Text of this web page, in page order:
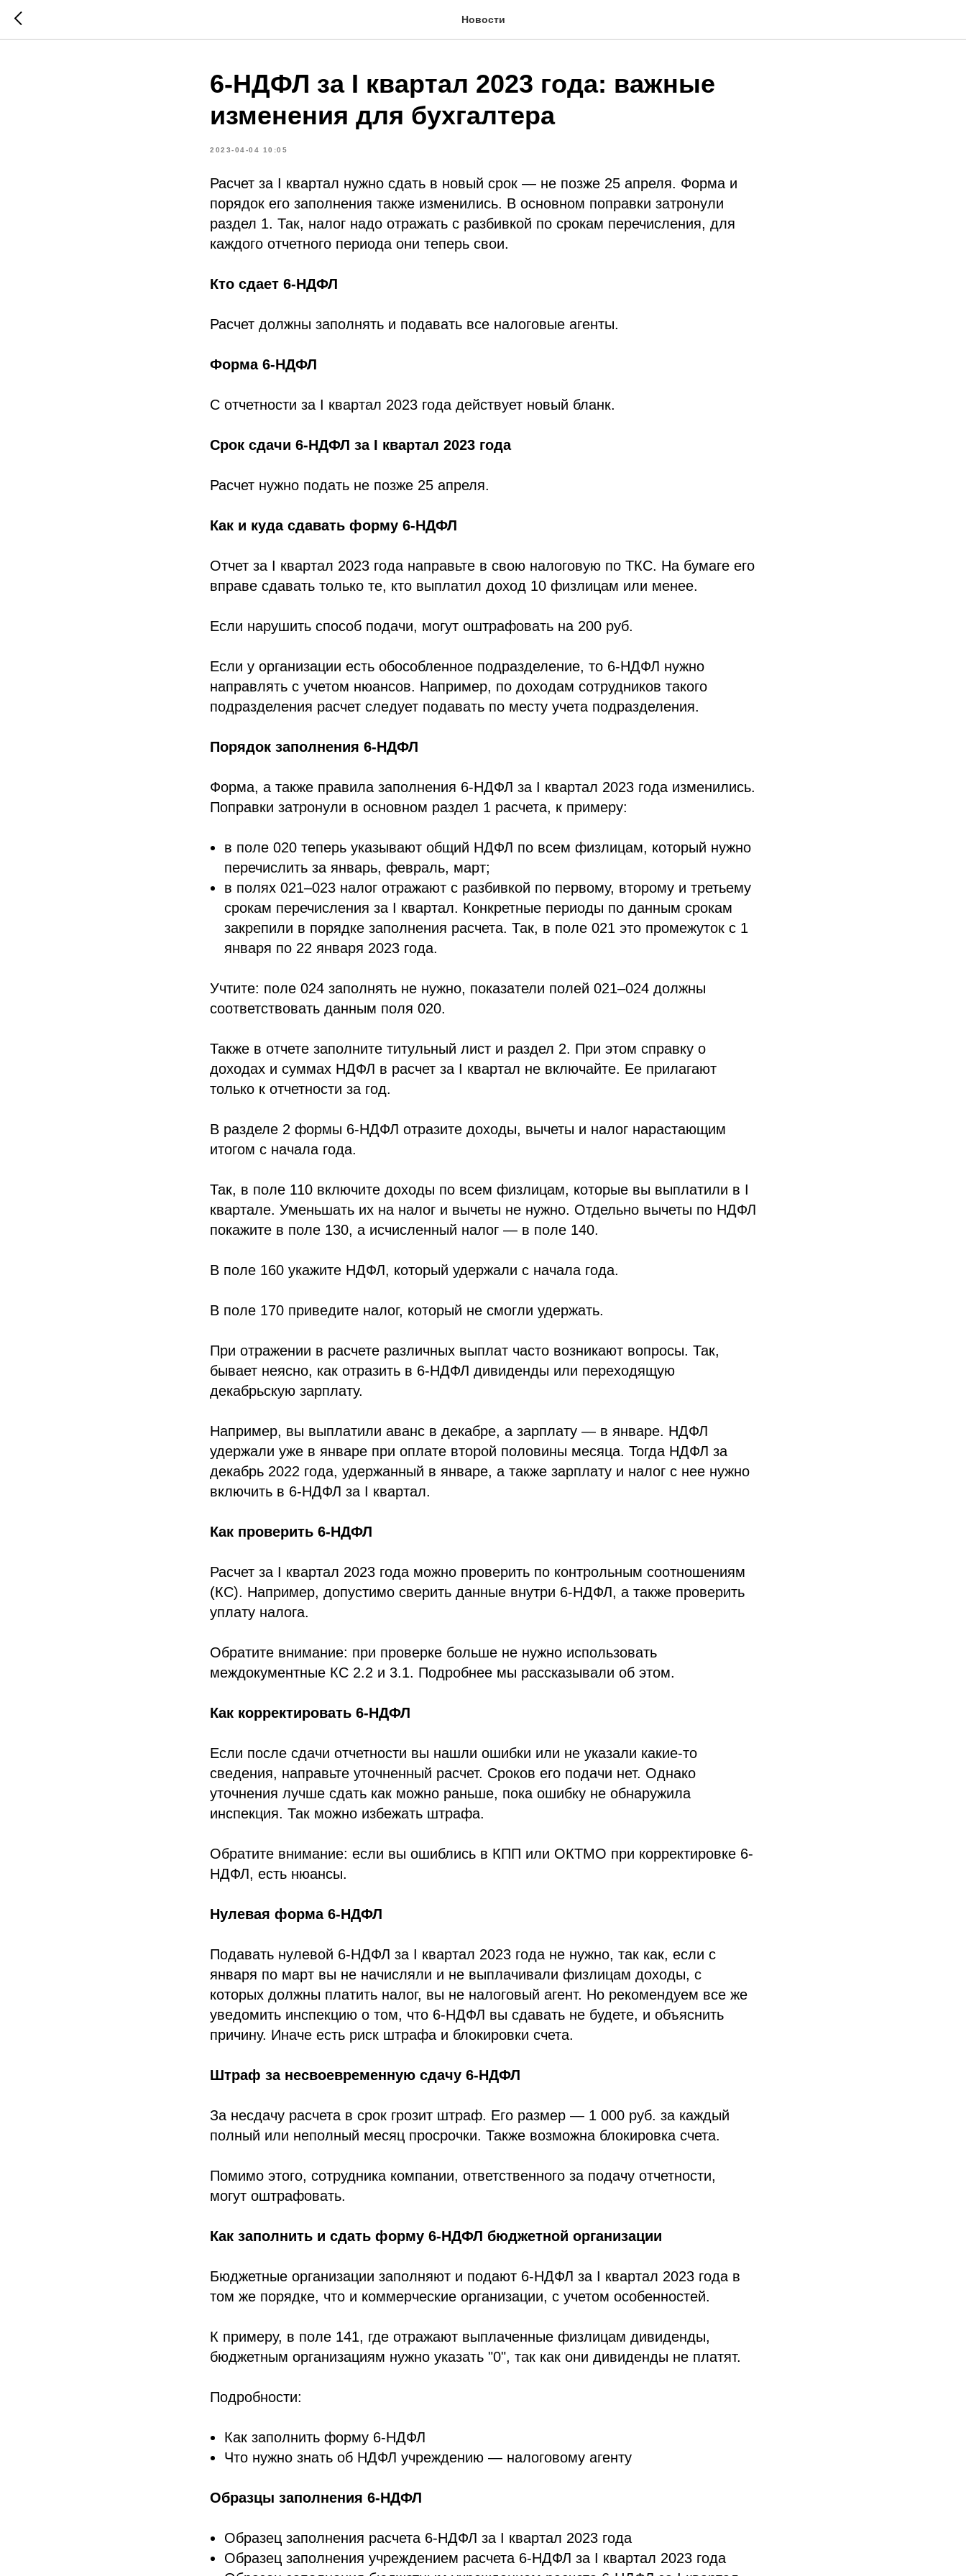
Новости
6-НДФЛ за I квартал 2023 года: важные
изменения для бухгалтера
2023-04-04 10:05
Расчет за I квартал нужно сдать в новый срок — не позже 25 апреля. Форма и
порядок его заполнения также изменились. В основном поправки затронули
раздел 1. Так, налог надо отражать с разбивкой по срокам перечисления, для
каждого отчетного периода они теперь свои.
Кто сдает 6-НДФЛ
Расчет должны заполнять и подавать все налоговые агенты.
Форма 6-НДФЛ
С отчетности за I квартал 2023 года действует новый бланк.
Срок сдачи 6-НДФЛ за I квартал 2023 года
Расчет нужно подать не позже 25 апреля.
Как и куда сдавать форму 6-НДФЛ
Отчет за I квартал 2023 года направьте в свою налоговую по ТКС. На бумаге его
вправе сдавать только те, кто выплатил доход 10 физлицам или менее.
Если нарушить способ подачи, могут оштрафовать на 200 руб.
Если у организации есть обособленное подразделение, то 6-НДФЛ нужно
направлять с учетом нюансов. Например, по доходам сотрудников такого
подразделения расчет следует подавать по месту учета подразделения.
Порядок заполнения 6-НДФЛ
Форма, а также правила заполнения 6-НДФЛ за I квартал 2023 года изменились.
Поправки затронули в основном раздел 1 расчета, к примеру:
в поле 020 теперь указывают общий НДФЛ по всем физлицам, который нужно
перечислить за январь, февраль, март;
в полях 021–023 налог отражают с разбивкой по первому, второму и третьему
срокам перечисления за I квартал. Конкретные периоды по данным срокам
закрепили в порядке заполнения расчета. Так, в поле 021 это промежуток с 1
января по 22 января 2023 года.
Учтите: поле 024 заполнять не нужно, показатели полей 021–024 должны
соответствовать данным поля 020.
Также в отчете заполните титульный лист и раздел 2. При этом справку о
доходах и суммах НДФЛ в расчет за I квартал не включайте. Ее прилагают
только к отчетности за год.
В разделе 2 формы 6-НДФЛ отразите доходы, вычеты и налог нарастающим
итогом с начала года.
Так, в поле 110 включите доходы по всем физлицам, которые вы выплатили в I
квартале. Уменьшать их на налог и вычеты не нужно. Отдельно вычеты по НДФЛ
покажите в поле 130, а исчисленный налог — в поле 140.
В поле 160 укажите НДФЛ, который удержали с начала года.
В поле 170 приведите налог, который не смогли удержать.
При отражении в расчете различных выплат часто возникают вопросы. Так,
бывает неясно, как отразить в 6-НДФЛ дивиденды или переходящую
декабрьскую зарплату.
Например, вы выплатили аванс в декабре, а зарплату — в январе. НДФЛ
удержали уже в январе при оплате второй половины месяца. Тогда НДФЛ за
декабрь 2022 года, удержанный в январе, а также зарплату и налог с нее нужно
включить в 6-НДФЛ за I квартал.
Как проверить 6-НДФЛ
Расчет за I квартал 2023 года можно проверить по контрольным соотношениям
(КС). Например, допустимо сверить данные внутри 6-НДФЛ, а также проверить
уплату налога.
Обратите внимание: при проверке больше не нужно использовать
междокументные КС 2.2 и 3.1. Подробнее мы рассказывали об этом.
Как корректировать 6-НДФЛ
Если после сдачи отчетности вы нашли ошибки или не указали какие-то
сведения, направьте уточненный расчет. Сроков его подачи нет. Однако
уточнения лучше сдать как можно раньше, пока ошибку не обнаружила
инспекция. Так можно избежать штрафа.
Обратите внимание: если вы ошиблись в КПП или ОКТМО при корректировке 6-
НДФЛ, есть нюансы.
Нулевая форма 6-НДФЛ
Подавать нулевой 6-НДФЛ за I квартал 2023 года не нужно, так как, если с
января по март вы не начисляли и не выплачивали физлицам доходы, с
которых должны платить налог, вы не налоговый агент. Но рекомендуем все же
уведомить инспекцию о том, что 6-НДФЛ вы сдавать не будете, и объяснить
причину. Иначе есть риск штрафа и блокировки счета.
Штраф за несвоевременную сдачу 6-НДФЛ
За несдачу расчета в срок грозит штраф. Его размер — 1 000 руб. за каждый
полный или неполный месяц просрочки. Также возможна блокировка счета.
Помимо этого, сотрудника компании, ответственного за подачу отчетности,
могут оштрафовать.
Как заполнить и сдать форму 6-НДФЛ бюджетной организации
Бюджетные организации заполняют и подают 6-НДФЛ за I квартал 2023 года в
том же порядке, что и коммерческие организации, с учетом особенностей.
К примеру, в поле 141, где отражают выплаченные физлицам дивиденды,
бюджетным организациям нужно указать "0", так как они дивиденды не платят.
Подробности:
Как заполнить форму 6-НДФЛ
Что нужно знать об НДФЛ учреждению — налоговому агенту
Образцы заполнения 6-НДФЛ
Образец заполнения расчета 6-НДФЛ за I квартал 2023 года
Образец заполнения учреждением расчета 6-НДФЛ за I квартал 2023 года